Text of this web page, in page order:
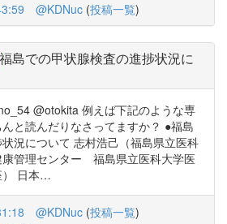
@KDNuc (投稿一覧)
福島での甲状腺検査の進捗状況に
@otokita 例えば下記のような専
と読んだりなさってますか？ ●福島
況について 志村浩己（福島県立医科
康管理センター 福島県立医科大学医
） 日本…
@KDNuc (投稿一覧)